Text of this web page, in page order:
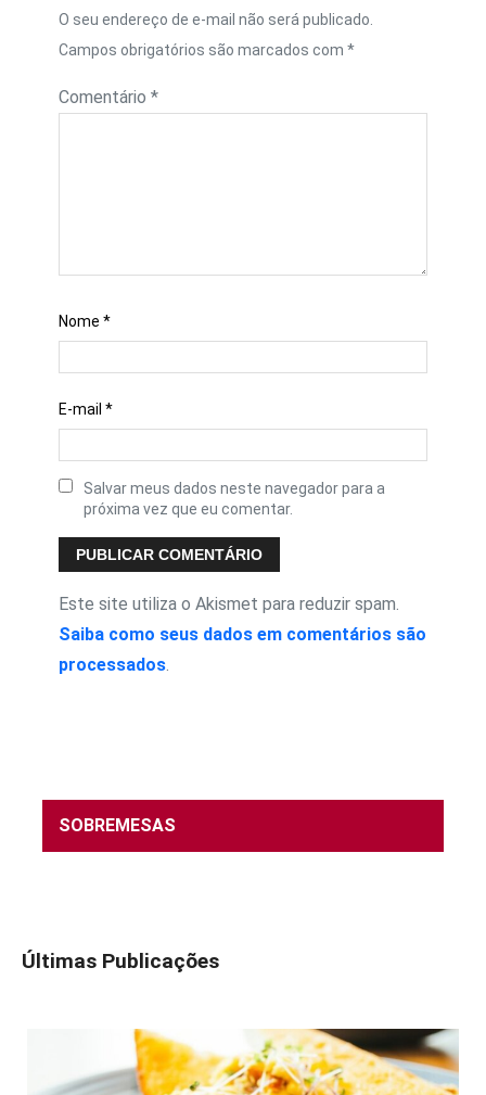
O seu endereço de e-mail não será publicado.
Campos obrigatórios são marcados com *
Comentário *
Nome *
E-mail *
Salvar meus dados neste navegador para a
próxima vez que eu comentar.
Este site utiliza o Akismet para reduzir spam.
Saiba como seus dados em comentários são
processados.
SOBREMESAS
Últimas Publicações